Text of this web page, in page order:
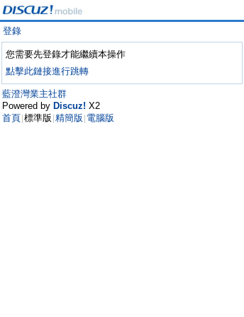
登錄
您需要先登錄才能繼續本操作
點擊此鏈接進行跳轉
藍澄灣業主社群
Powered by Discuz! X2
首頁 標準版 精簡版 電腦版